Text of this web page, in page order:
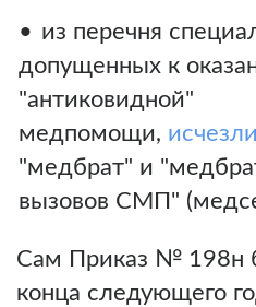
из перечня
допущенных к
"антиковидной"
медпомощи, исчезли
"медбрат" и
вызовов СМП"
Сам Приказ № 198н
конца следующего